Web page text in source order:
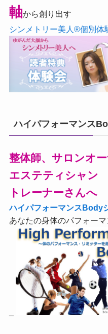
軸から創り出す
シンメトリー美人®個別体
ハイパフォーマンス
整体師、サロンオー
エステティシャン
トレーナーさんへ
ハイパフォーマンスBody
あなたの身体のパフォー